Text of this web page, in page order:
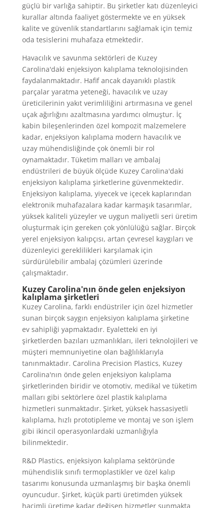
güçlü bir varlığa sahiptir. Bu şirketler katı düzenleyici
kurallar altında faaliyet göstermekte ve en yüksek
kalite ve güvenlik standartlarını sağlamak için temiz
oda tesislerini muhafaza etmektedir.
Havacılık ve savunma sektörleri de Kuzey
Carolina'daki enjeksiyon kalıplama teknolojisinden
faydalanmaktadır. Hafif ancak dayanıklı plastik
parçalar yaratma yeteneği, havacılık ve uzay
üreticilerinin yakıt verimliliğini artırmasına ve genel
uçak ağırlığını azaltmasına yardımcı olmuştur. İç
kabin bileşenlerinden özel kompozit malzemelere
kadar, enjeksiyon kalıplama modern havacılık ve
uzay mühendisliğinde çok önemli bir rol
oynamaktadır. Tüketim malları ve ambalaj
endüstrileri de büyük ölçüde Kuzey Carolina'daki
enjeksiyon kalıplama şirketlerine güvenmektedir.
Enjeksiyon kalıplama, yiyecek ve içecek kaplarından
elektronik muhafazalara kadar karmaşık tasarımlar,
yüksek kaliteli yüzeyler ve uygun maliyetli seri üretim
oluşturmak için gereken çok yönlülüğü sağlar. Birçok
yerel enjeksiyon kalıpçısı, artan çevresel kaygıları ve
düzenleyici gereklilikleri karşılamak için
sürdürülebilir ambalaj çözümleri üzerinde
çalışmaktadır.
Kuzey Carolina'nın önde gelen enjeksiyon
kalıplama şirketleri
Kuzey Carolina, farklı endüstriler için özel hizmetler
sunan birçok saygın enjeksiyon kalıplama şirketine
ev sahipliği yapmaktadır. Eyaletteki en iyi
şirketlerden bazıları uzmanlıkları, ileri teknolojileri ve
müşteri memnuniyetine olan bağlılıklarıyla
tanınmaktadır. Carolina Precision Plastics, Kuzey
Carolina'nın önde gelen enjeksiyon kalıplama
şirketlerinden biridir ve otomotiv, medikal ve tüketim
malları gibi sektörlere özel plastik kalıplama
hizmetleri sunmaktadır. Şirket, yüksek hassasiyetli
kalıplama, hızlı prototipleme ve montaj ve son işlem
gibi ikincil operasyonlardaki uzmanlığıyla
bilinmektedir.
R&D Plastics, enjeksiyon kalıplama sektöründe
mühendislik sınıfı termoplastikler ve özel kalıp
tasarımı konusunda uzmanlaşmış bir başka önemli
oyuncudur. Şirket, küçük parti üretimden yüksek
hacimli üretime kadar değişen hizmetler sunmakta